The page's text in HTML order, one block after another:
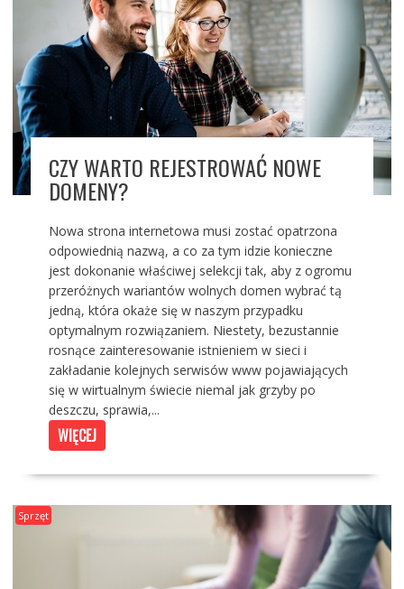
CZY WARTO REJESTROWAĆ NOWE
DOMENY?
Nowa strona internetowa musi zostać opatrzona
odpowiednią nazwą, a co za tym idzie konieczne
jest dokonanie właściwej selekcji tak, aby z ogromu
przeróżnych wariantów wolnych domen wybrać tą
jedną, która okaże się w naszym przypadku
optymalnym rozwiązaniem. Niestety, bezustannie
rosnące zainteresowanie istnieniem w sieci i
zakładanie kolejnych serwisów www pojawiających
się w wirtualnym świecie niemal jak grzyby po
deszczu, sprawia,...
WIĘCEJ
Sprzęt